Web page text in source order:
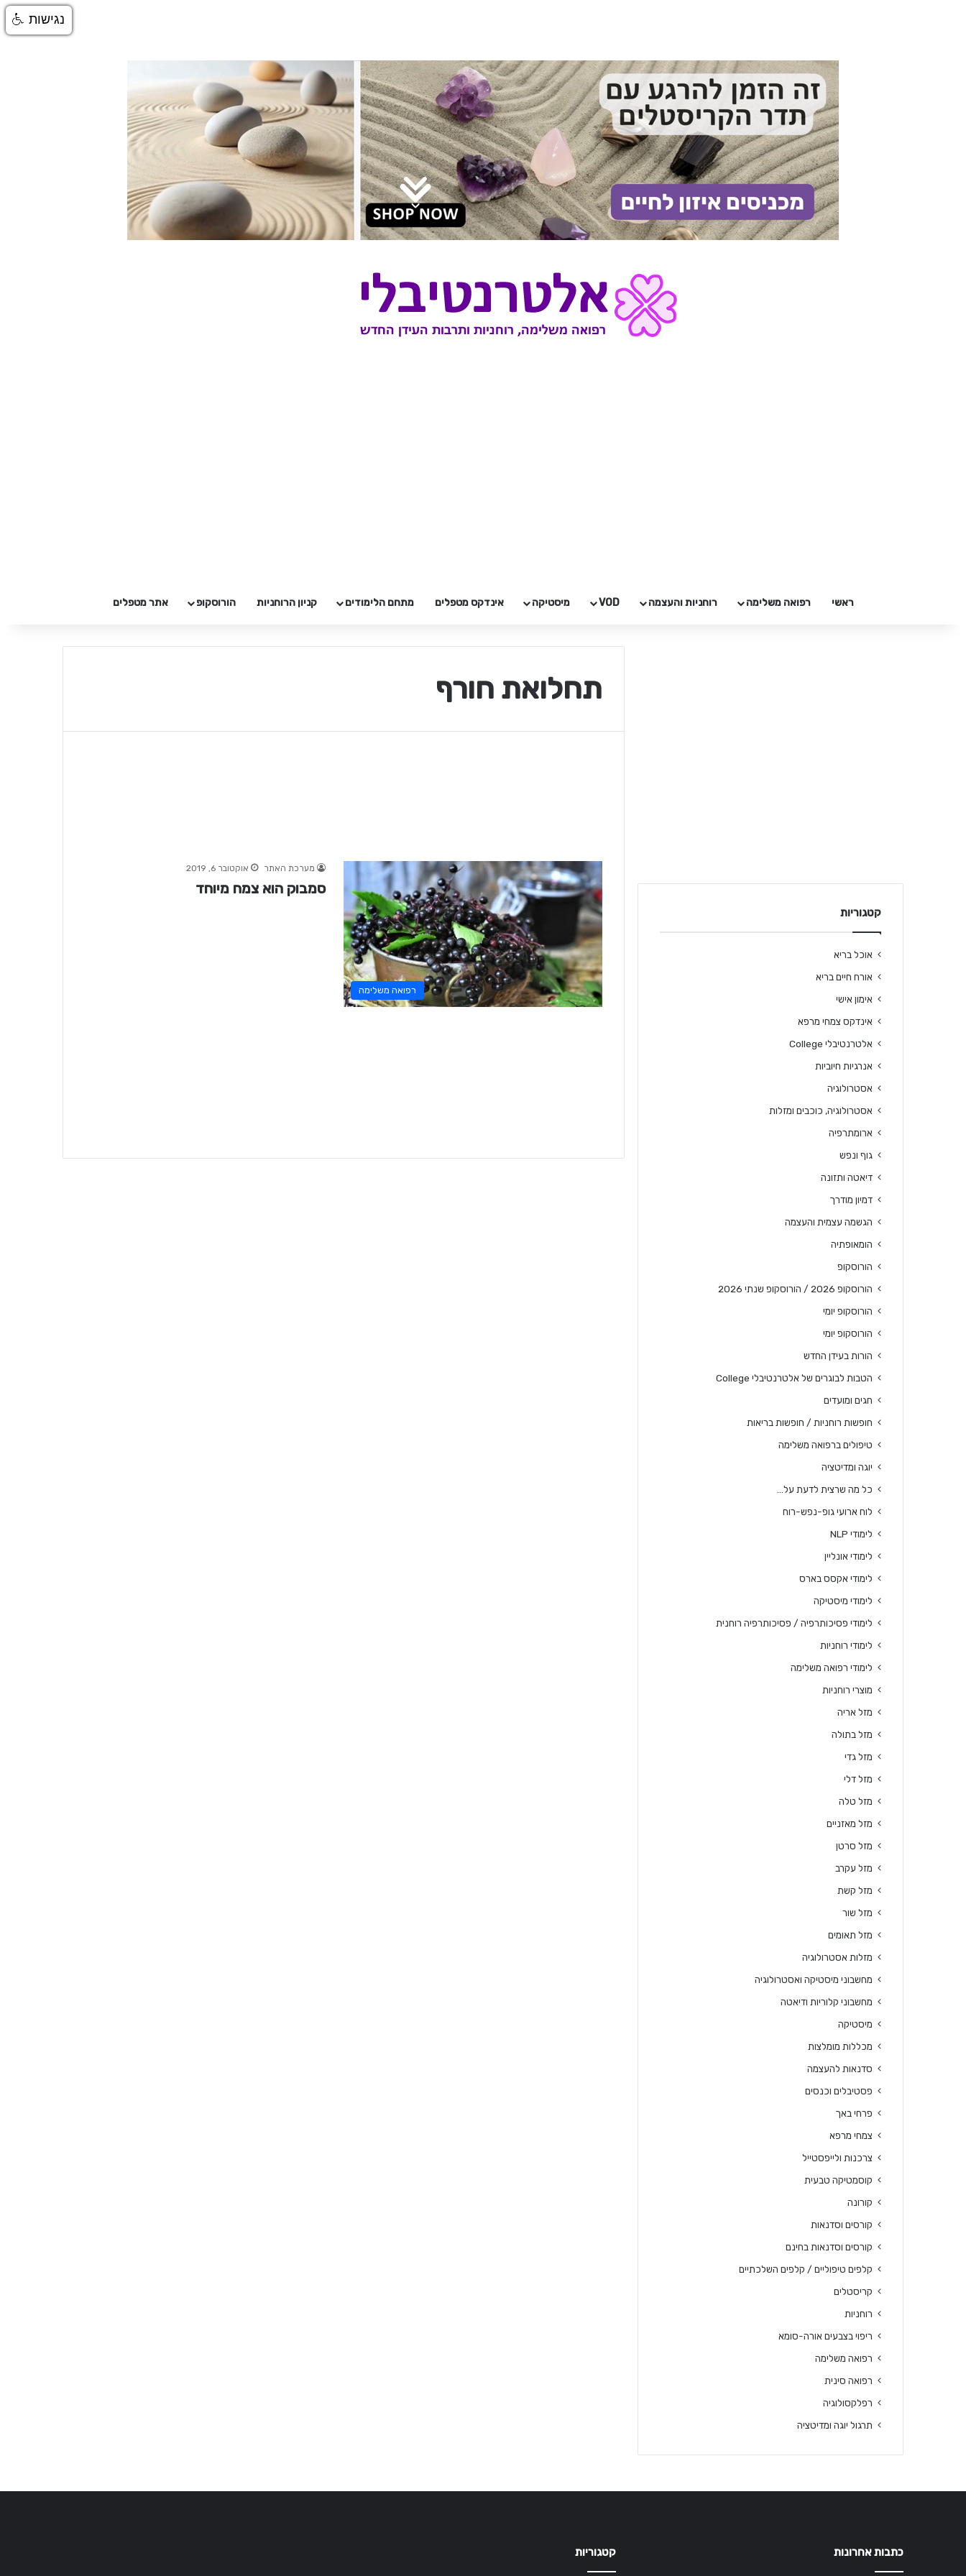
ראשי רפואה משלימה רוחניות והעצמה VOD מיסטיקה אינדקס מטפלים מתחם הלימודים קניון הרוחניות הורוסקופ אתר מטפלים
תחלואת חורף
רפואה משלימה
מערכת האתר אוקטובר 6, 2019
סמבוק הוא צמח מיוחד
קטגוריות
אוכל בריא
אורח חיים בריא
אימון אישי
אינדקס צמחי מרפא
אלטרנטיבלי College
אנרגיות חיוביות
אסטרולוגיה
אסטרולוגיה, כוכבים ומזלות
ארומתרפיה
גוף ונפש
דיאטה ותזונה
דמיון מודרך
הגשמה עצמית והעצמה
הומאופתיה
הורוסקופ
הורוסקופ 2026 / הורוסקופ שנתי 2026
הורוסקופ יומי
הורוסקופ יומי
הורות בעידן החדש
הטבות לבוגרים של אלטרנטיבלי College
חגים ומועדים
חופשות רוחניות / חופשות בריאות
טיפולים ברפואה משלימה
יוגה ומדיטציה
כל מה שרצית לדעת על…
לוח ארועי גופ-נפש-רוח
לימודי NLP
לימודי אונליין
לימודי אקסס בארס
לימודי מיסטיקה
לימודי פסיכותרפיה / פסיכותרפיה רוחנית
לימודי רוחניות
לימודי רפואה משלימה
מוצרי רוחניות
מזל אריה
מזל בתולה
מזל גדי
מזל דלי
מזל טלה
מזל מאזניים
מזל סרטן
מזל עקרב
מזל קשת
מזל שור
מזל תאומים
מזלות אסטרולוגיה
מחשבוני מיסטיקה ואסטרולוגיה
מחשבוני קלוריות ודיאטה
מיסטיקה
מכללות מומלצות
סדנאות להעצמה
פסטיבלים וכנסים
פרחי באך
צמחי מרפא
צרכנות ולייפסטייל
קוסמטיקה טבעית
קורונה
קורסים וסדנאות
קורסים וסדנאות בחינם
קלפים טיפוליים / קלפים השלכתיים
קריסטלים
רוחניות
ריפוי בצבעים אורה-סומא
רפואה משלימה
רפואה סינית
רפלקסולוגיה
תרגול יוגה ומדיטציה
כתבות אחרונות קטגוריות
נגישות